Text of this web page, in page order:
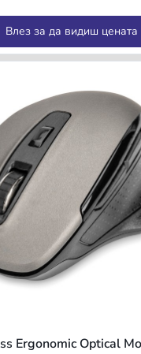
Влез за да видиш цената
Ergonomic Optical